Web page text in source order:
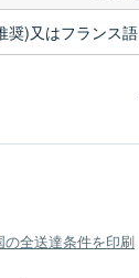
奨)又はフランス語
の全送達条件を印刷